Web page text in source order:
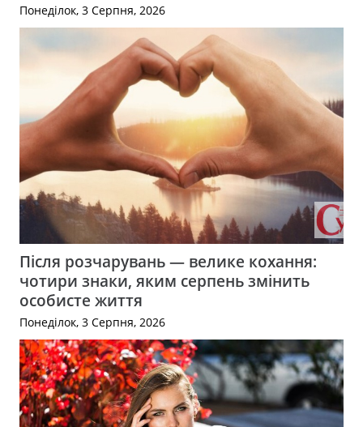
Понеділок, 3 Серпня, 2026
Після розчарувань — велике кохання:
чотири знаки, яким серпень змінить
особисте життя
Понеділок, 3 Серпня, 2026